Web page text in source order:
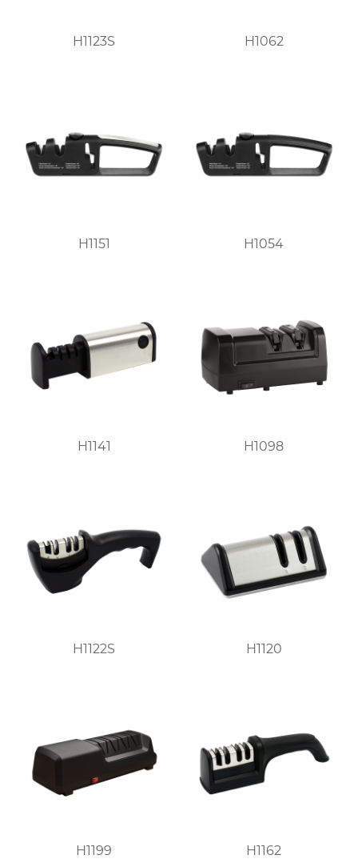
H1123S H1062
H1151 H1054
H1141 H1098
H1122S H1120
H1199 H1162